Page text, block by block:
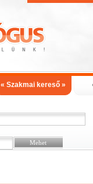
« Szakmai kereső »